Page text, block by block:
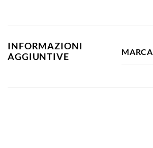
INFORMAZIONI
AGGIUNTIVE
MARCA